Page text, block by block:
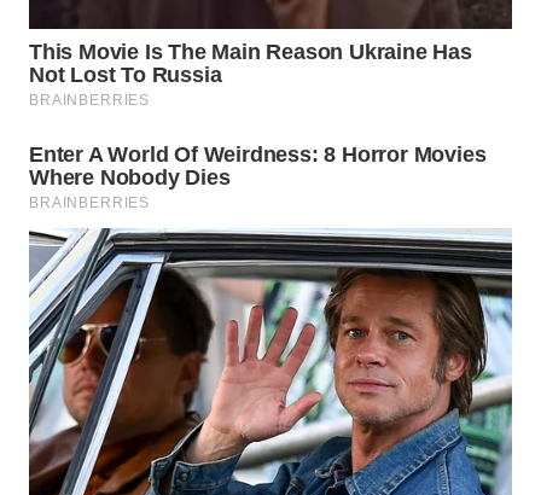
WN
KUNINGAN
WN
MAJALENGKA
WN
SUBANG
WN
SUKABUMI
WN
PURWAKARTA